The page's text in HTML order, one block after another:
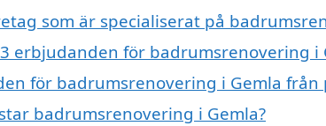
som är specialiserat på
erbjudanden för badrumsrenovering i
för badrumsrenovering i Gemla från
badrumsrenovering i Gemla?